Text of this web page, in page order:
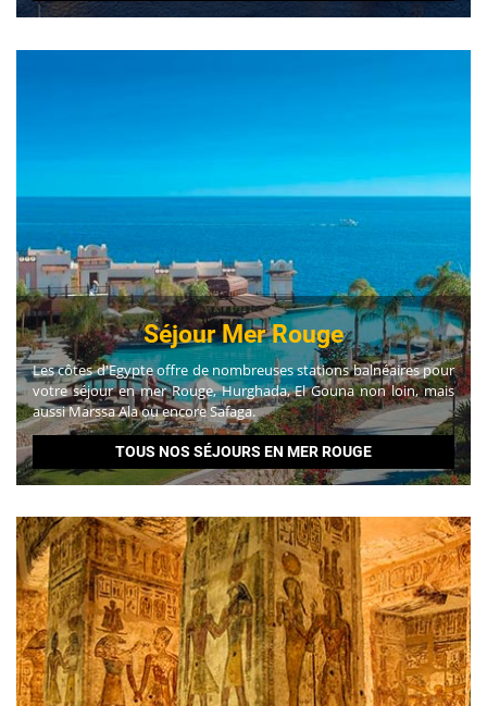
Séjour Mer Rouge
Les côtes d'Egypte offre de nombreuses stations balnéaires pour
votre séjour en mer Rouge, Hurghada, El Gouna non loin, mais
aussi Marssa Ala ou encore Safaga.
TOUS NOS SÉJOURS EN MER ROUGE